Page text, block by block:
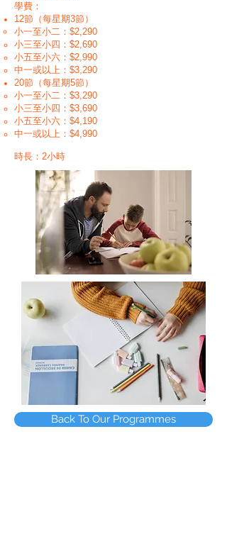
學費 ：
12節（每星期3節）
小一至小二 ：$2,290
小三至小四：$2,690
小五至小六 ：$2,990
中一或以上 ：$3,290
20節（每星期5節）
小一至小二 ：$3,290
小三至小四：$3,690
小五至小六 ：$4,190
中一或以上 ：$4,990
​時長：2小時
Back To Our Programmes